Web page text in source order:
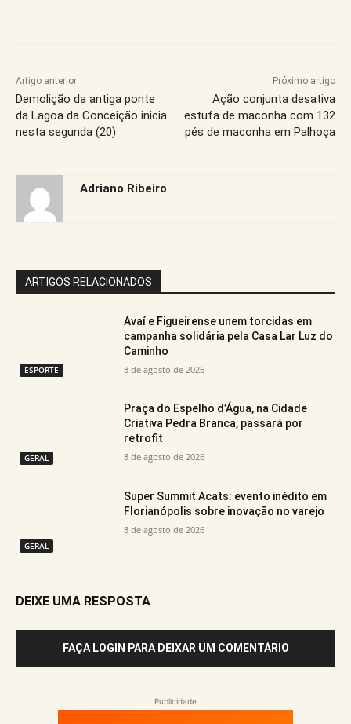
Artigo anterior
Demolição da antiga ponte
da Lagoa da Conceição inicia
nesta segunda (20)
Próximo artigo
Ação conjunta desativa
estufa de maconha com 132
pés de maconha em Palhoça
Adriano Ribeiro
ARTIGOS RELACIONADOS
ESPORTE
Avaí e Figueirense unem torcidas em
campanha solidária pela Casa Lar Luz do
Caminho
8 de agosto de 2026
GERAL
Praça do Espelho d’Água, na Cidade
Criativa Pedra Branca, passará por
retrofit
8 de agosto de 2026
GERAL
Super Summit Acats: evento inédito em
Florianópolis sobre inovação no varejo
8 de agosto de 2026
DEIXE UMA RESPOSTA
FAÇA LOGIN PARA DEIXAR UM COMENTÁRIO
Publicidade